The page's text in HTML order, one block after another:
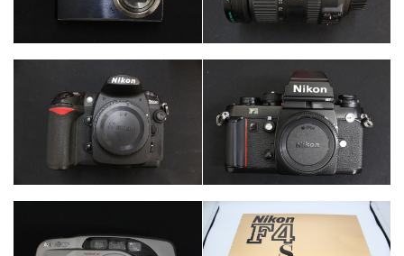
カメラ・レンズ カテゴリー カメラ・レンズ